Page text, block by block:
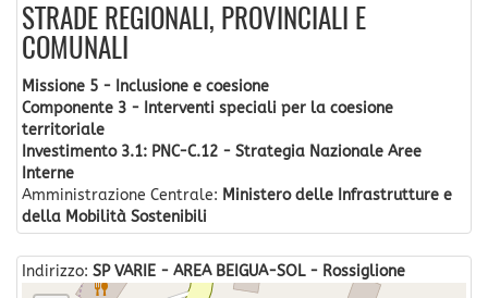
STRADE REGIONALI, PROVINCIALI E
COMUNALI
Missione 5 - Inclusione e coesione
Componente 3 - Interventi speciali per la coesione
territoriale
Investimento 3.1: PNC-C.12 - Strategia Nazionale Aree
Interne
Amministrazione Centrale: Ministero delle Infrastrutture e
della Mobilità Sostenibili
Indirizzo: SP VARIE - AREA BEIGUA-SOL - Rossiglione